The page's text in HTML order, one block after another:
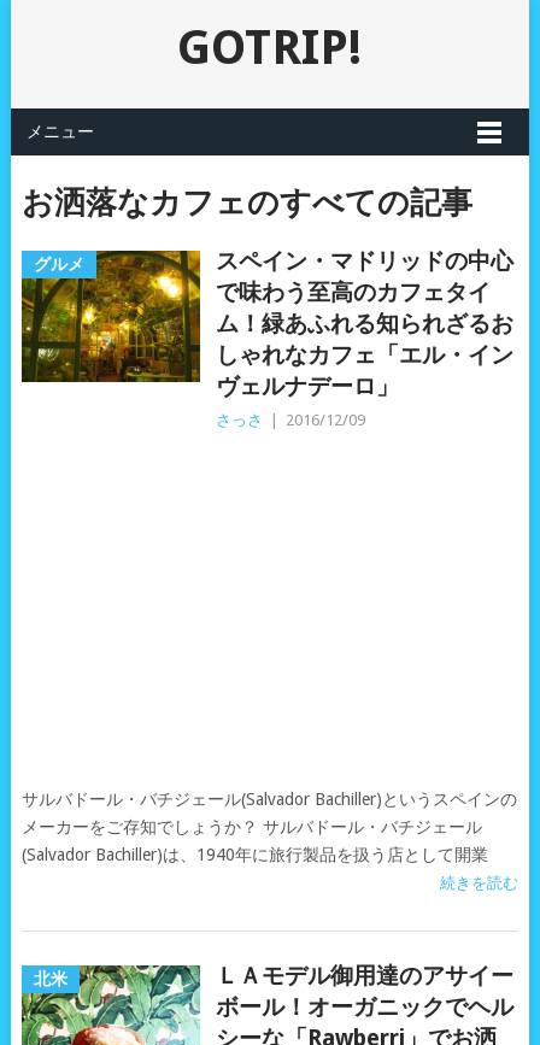
GOTRIP!
メニュー
お洒落なカフェのすべての記事
グルメ
スペイン・マドリッドの中心
で味わう至高のカフェタイ
ム！緑あふれる知られざるお
しゃれなカフェ「エル・イン
ヴェルナデーロ」
さっさ 2016/12/09
サルバドール・バチジェール(Salvador Bachiller)というスペインの
メーカーをご存知でしょうか？ サルバドール・バチジェール
(Salvador Bachiller)は、1940年に旅行製品を扱う店として開業
続きを読む
北米
ＬＡモデル御用達のアサイー
ボール！オーガニックでヘル
シーな「Rawberri」でお洒